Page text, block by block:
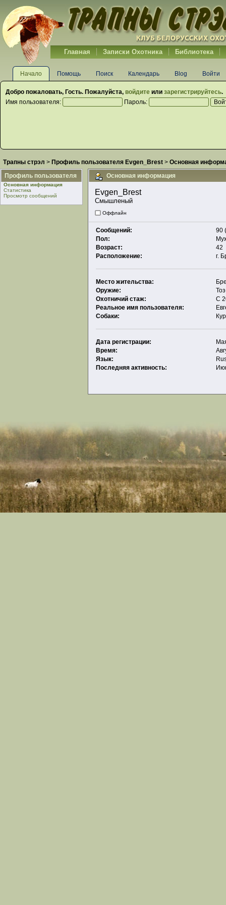
Главная Записки Охотника Библиотека
Начало Помощь Поиск Календарь Blog Войти
Добро пожаловать, Гость. Пожалуйста, войдите или зарегистрируйтесь.
Имя пользователя:
Пароль:
Трапны стрэл > Профиль пользователя Evgen_Brest > Основная
Профиль пользователя
Основная информация
Статистика
Просмотр сообщений
Основная информация
Evgen_Brest
Смышленый
Оффлайн
Сообщений:
90
Пол:
Возраст:
42
Расположение:
г.
Место жительства:
Оружие:
Охотничий стаж:
С
Реальное имя пользователя:
Собаки:
Дата регистрации:
Время:
Язык:
Последняя активность: